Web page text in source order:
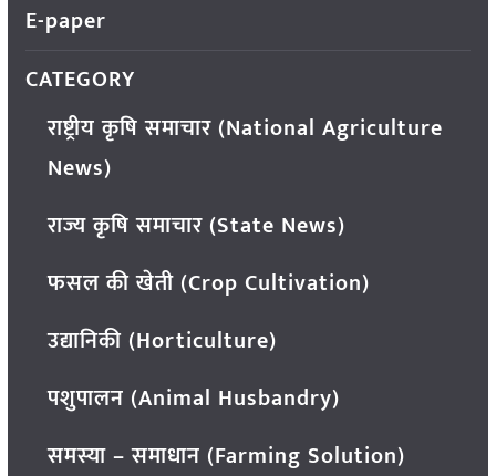
E-paper
CATEGORY
राष्ट्रीय कृषि समाचार (National Agriculture
News)
राज्य कृषि समाचार (State News)
फसल की खेती (Crop Cultivation)
उद्यानिकी (Horticulture)
पशुपालन (Animal Husbandry)
समस्या – समाधान (Farming Solution)